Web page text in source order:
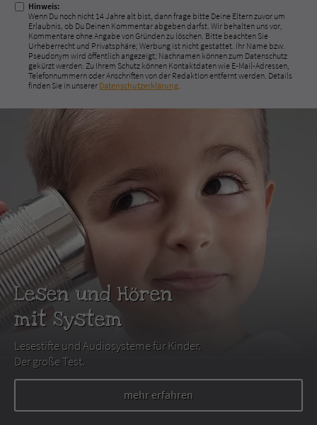
Hinweis:
Wenn Du noch nicht 14 Jahre alt bist, dann frage bitte Deine Eltern zuvor um
Erlaubnis, ob Du Deinen Kommentar abgeben darfst. Wir behalten uns vor,
Kommentare ohne Angabe von Gründen zu löschen. Bitte beachten Sie
Urheberrecht und Privatsphäre; Werbung ist nicht gestattet. Ihr Name bzw.
Pseudonym wird öffentlich angezeigt; Nachnamen können zum Datenschutz
gekürzt werden. Zu Ihrem Schutz können Kontaktdaten wie E-Mail-Adressen,
Telefonnummern oder Anschriften von der Redaktion entfernt werden. Details
finden Sie in unserer Datenschutzerklärung.
Lesen und Hören
mit System
Lesestifte und Audiosysteme für Kinder.
Der große Test.
mehr erfahren